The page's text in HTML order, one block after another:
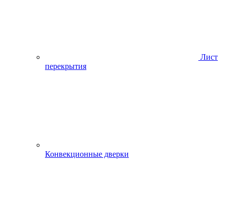
Лист
перекрытия
Конвекционные дверки